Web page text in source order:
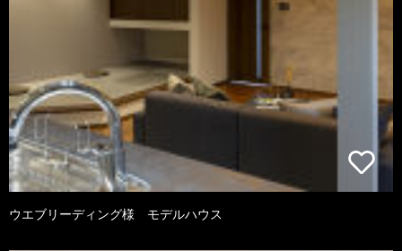
ウエブリーディング様 モデルハウス